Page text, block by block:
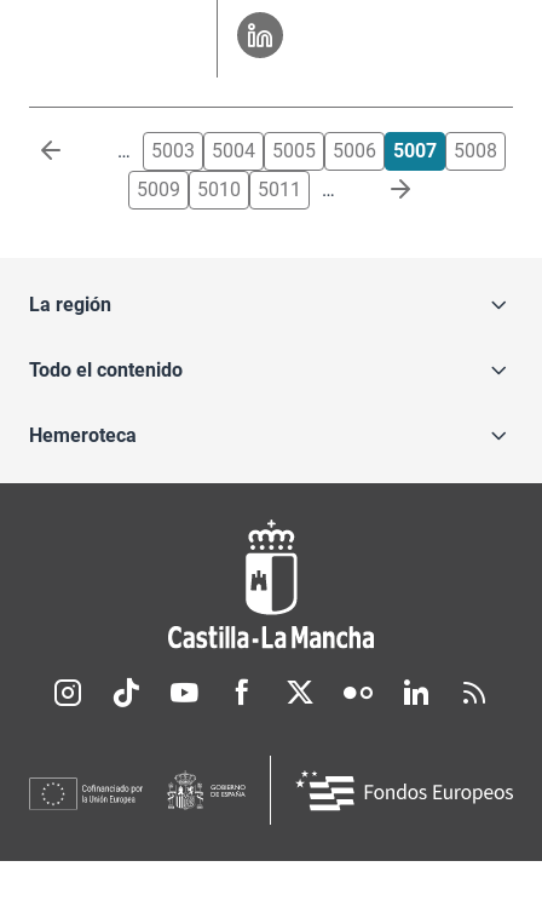
Paginación … 5003 5004 5005 5006 5007
5008
5009
5010 5011 …
La región
Todo el contenido
Hemeroteca
Redes sociales JCCM